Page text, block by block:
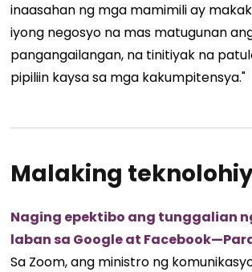
inaasahan ng mga mamimili ay
iyong negosyo na mas matugunan
pangangailangan, na tinitiyak na
pipiliin kaysa sa mga kakumpitensya."
Malaking
Naging epektibo ang tunggalian
laban sa Google at
Sa Zoom, ang ministro ng